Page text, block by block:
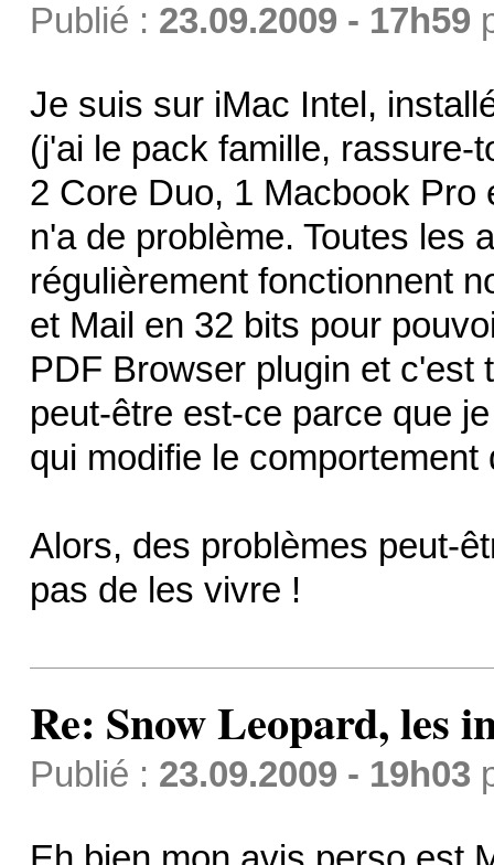
Publié : 23.09.2009 - 17h59
Je suis sur iMac Intel,
(j'ai le pack famille, rassure-
2 Core Duo, 1 Macbook
n'a de problème. Toutes les
régulièrement fonctionnent
et Mail en 32 bits pour
PDF Browser plugin et c'est
peut-être est-ce parce que
qui modifie le comportement
Alors, des problèmes peut-
pas de les vivre !
Re: Snow Leopard, les
Publié : 23.09.2009 - 19h03